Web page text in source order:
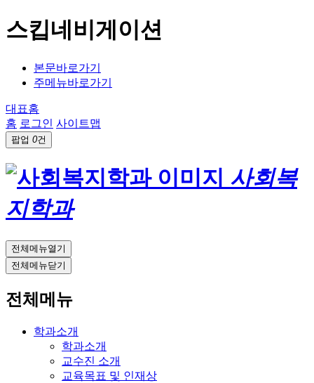
스킵네비게이션
본문바로가기
주메뉴바로가기
대표홈
홈 로그인 사이트맵
팝업 0건
사회복
지학과
전체메뉴열기
전체메뉴닫기
전체메뉴
학과소개
학과소개
교수진 소개
교육목표 및 인재상